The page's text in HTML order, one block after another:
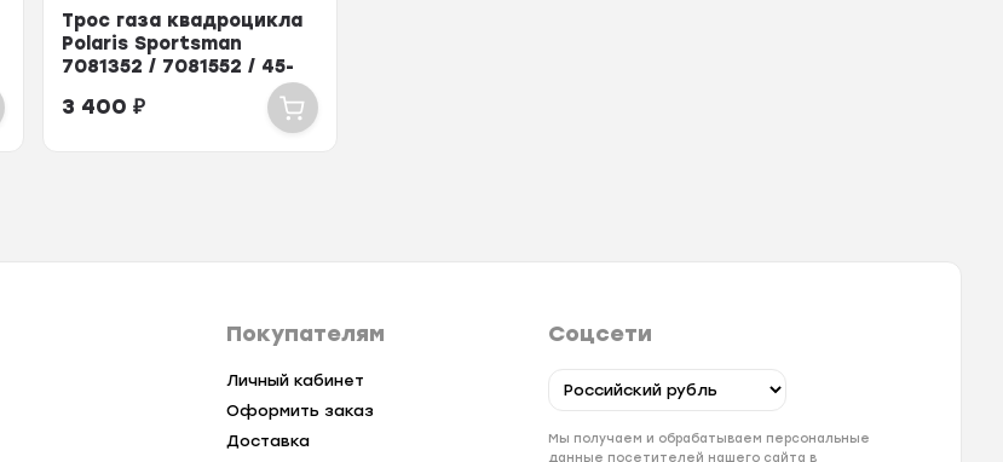
Трос газа квадроцикла
Polaris Sportsman
7081352 / 7081552 / 45-
3 400₽
Покупателям
Личный кабинет
Оформить заказ
Доставка
Соцсети
Мы получаем и обрабатываем персональные
данные посетителей нашего сайта в